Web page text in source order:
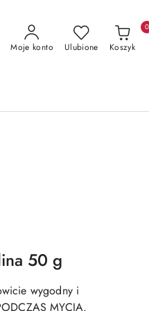
Moje konto Ulubione Koszyk
0
50 g
wygodny i
MYCIA.